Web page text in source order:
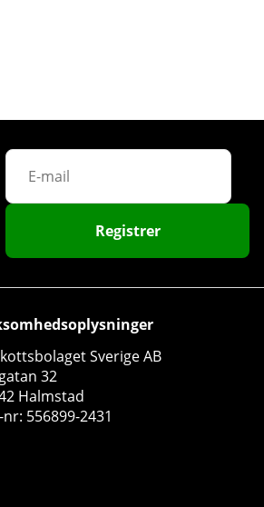
64
Nutrition BCAA, 300 g
Nutrition
Registrer
Sverige AB
32
Halmstad
556899-2431